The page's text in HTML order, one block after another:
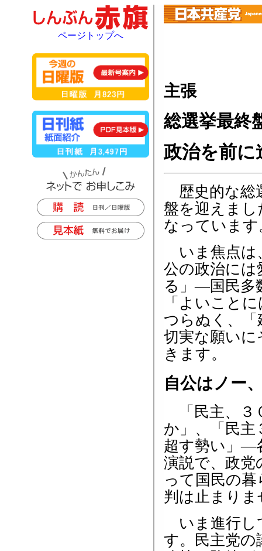
主張
総選挙最終
政治を前に
歴史的な総
盤を迎えま
なっています
いま焦点は
公の政治に
る」―国民多
「よいこと
つらぬく、「
切実な願い
きます。
自公はノー
「民主、３
か」、「民主
超す勢い」―
演説で、政党
って国民の
判は止まりま
いま進行し
す。民主党の
ページトップへ